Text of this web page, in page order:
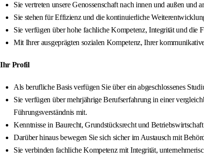
Sie vertreten unsere Genossenschaft nach innen und außen und
Sie stehen für Effizienz und die kontinuierliche
Sie verfügen über hohe fachliche Kompetenz, Integrität und die
Mit Ihrer ausgeprägten sozialen Kompetenz, Ihrer
Ihr Profil
Als berufliche Basis verfügen Sie über ein abgeschlossenes
Sie verfügen über mehrjährige Berufserfahrung in einer
Führungsverständnis mit.
Kenntnisse in Baurecht, Grundstücksrecht und
Darüber hinaus bewegen Sie sich sicher im Austausch mit
Sie verbinden fachliche Kompetenz mit Integrität,